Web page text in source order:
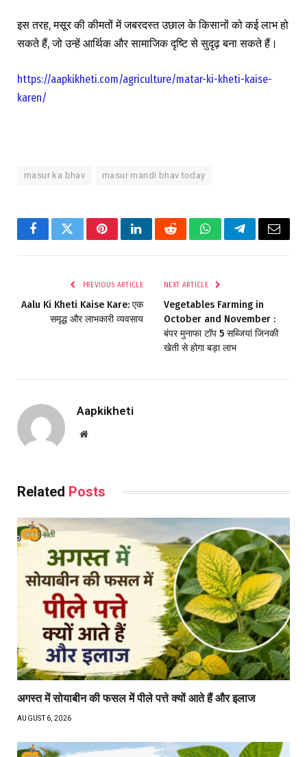
इस तरह, मसूर की कीमतों में जबरदस्त उछाल के किसानों को कई लाभ हो
सकते हैं, जो उन्हें आर्थिक और सामाजिक दृष्टि से सुदृढ़ बना सकते हैं।
https://aapkikheti.com/agriculture/matar-ki-kheti-kaise-
karen/
masur ka bhav masur mandi bhav today
FacebookTwitterPinterestLinkedInRedditWhatsAppTelegramEmail
PREVIOUS ARTICLE
Aalu Ki Kheti Kaise Kare: एक
समृद्ध और लाभकारी व्यवसाय
NEXT ARTICLE
Vegetables Farming in
October and November :
बंपर मुनाफा टॉप 5 सब्जियां जिनकी
खेती से होगा बड़ा लाभ
Aapkikheti
Website
Related Posts
अगस्त में सोयाबीन की फसल में पीले पत्ते क्यों आते हैं और इलाज
AUGUST 6, 2026